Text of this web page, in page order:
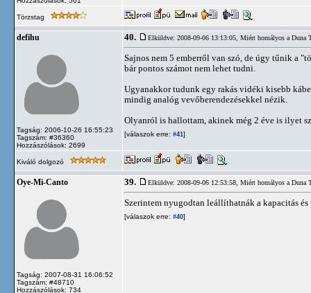
Törzstag
defihu
Tagság: 2006-10-26 16:55:23
Tagszám: #36360
Hozzászólások: 2699
40. Elküldve: 2008-09-06 13:13:05, Miért homályos a Duna
Sajnos nem 5 emberről van szó, de úgy tűnik a
bár pontos számot nem lehet tudni.
Ugyanakkor tudunk egy rakás vidéki kisebb
mindig analóg vevőberendezésekkel nézik.
Olyanról is hallottam, akinek még 2 éve is ilyet
[válaszok erre: #41]
Kiváló dolgozó
Oye-Mi-Canto
Tagság: 2007-08-31 16:06:52
Tagszám: #48710
Hozzászólások: 734
39. Elküldve: 2008-09-06 12:53:58, Miért homályos a Duna
Szerintem nyugodtan leállíthatnák a kapacitás és
[válaszok erre: #40]